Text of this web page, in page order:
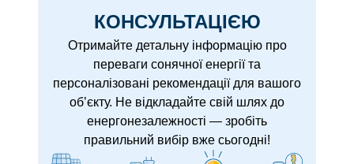
КОНСУЛЬТАЦІЄЮ
Отримайте детальну інформацію про
переваги сонячної енергії та
персоналізовані рекомендації для вашого
об’єкту. Не відкладайте свій шлях до
енергонезалежності — зробіть
правильний вибір вже сьогодні!